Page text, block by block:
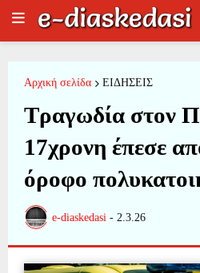
Αρχική σελίδα ΕΙΔΗΣΕΙΣ
Τραγωδία στον
17χρονη έπεσε
όροφο
e-diaskedasi - 2.3.26